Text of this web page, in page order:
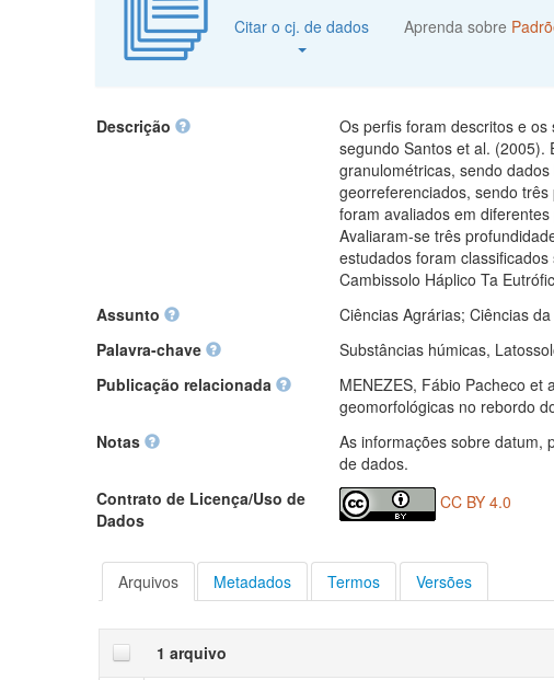
Citar o cj. de dados
Aprenda sobre
Descrição
Os perfis foram descritos e
segundo Santos et al. (2005).
granulométricas, sendo
georreferenciados, sendo
foram avaliados em
Avaliaram-se três
estudados foram
Cambissolo Háplico Ta
Assunto
Ciências Agrárias; Ciências
Palavra-chave
Substâncias húmicas,
Publicação relacionada
MENEZES, Fábio Pacheco et
geomorfológicas no rebordo
Notas
As informações sobre datum,
de dados.
Contrato de Licença/Uso de
Dados
CC BY 4.0
Arquivos Metadados Termos Versões
1 arquivo